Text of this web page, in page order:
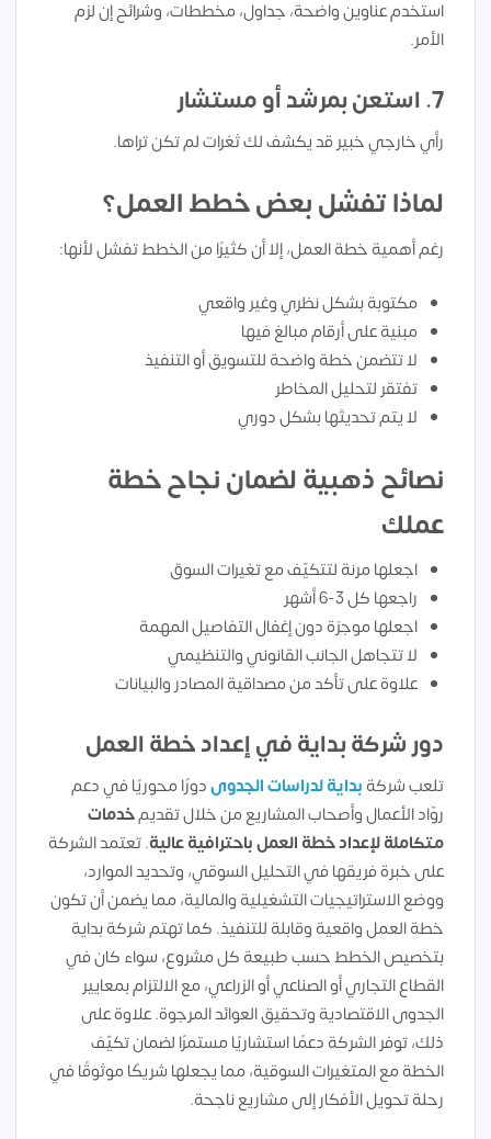
استخدم عناوين واضحة، جداول، مخططات، وشرائح إن لزم
الأمر.
7. استعن بمرشد أو مستشار
رأي خارجي خبير قد يكشف لك ثغرات لم تكن تراها.
لماذا تفشل بعض خطط العمل؟
رغم أهمية خطة العمل، إلا أن كثيرًا من الخطط تفشل لأنها:
مكتوبة بشكل نظري وغير واقعي
مبنية على أرقام مبالغ فيها
لا تتضمن خطة واضحة للتسويق أو التنفيذ
تفتقر لتحليل المخاطر
لا يتم تحديثها بشكل دوري
نصائح ذهبية لضمان نجاح خطة
عملك
اجعلها مرنة لتتكيّف مع تغيرات السوق
راجعها كل 3-6 أشهر
اجعلها موجزة دون إغفال التفاصيل المهمة
لا تتجاهل الجانب القانوني والتنظيمي
علاوة على تأكد من مصداقية المصادر والبيانات
دور شركة بداية في إعداد خطة العمل
تلعب شركة بداية لدراسات الجدوىدورًا محوريًا في دعم
روّاد الأعمال وأصحاب المشاريع من خلال تقديمخدمات
متكاملة لإعداد خطة العمل باحترافية عالية. تعتمد الشركة
على خبرة فريقها في التحليل السوقي، وتحديد الموارد،
ووضع الاستراتيجيات التشغيلية والمالية، مما يضمن أن تكون
خطة العمل واقعية وقابلة للتنفيذ. كما تهتم شركة بداية
بتخصيص الخطط حسب طبيعة كل مشروع، سواء كان في
القطاع التجاري أو الصناعي أو الزراعي، مع الالتزام بمعايير
الجدوى الاقتصادية وتحقيق العوائد المرجوة. علاوة على
ذلك، توفر الشركة دعمًا استشاريًا مستمرًا لضمان تكيّف
الخطة مع المتغيرات السوقية، مما يجعلها شريكًا موثوقًا في
رحلة تحويل الأفكار إلى مشاريع ناجحة.